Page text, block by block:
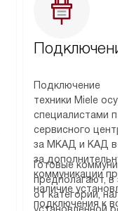
Подключение
техники Miele
специалистами
сервисного
за МКАД и КАД
за
коммуникации
наличие
подключения к
Готовые
предполагают, в
от категории,
установленной